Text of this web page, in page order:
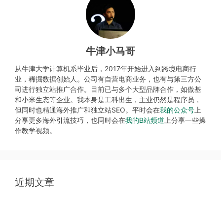
牛津小马哥
从牛津大学计算机系毕业后，2017年开始进入到跨境电商行
业，稀掘数据创始人。公司有自营电商业务，也有与第三方公
司进行独立站推广合作。目前已与多个大型品牌合作，如傲基
和小米生态等企业。我本身是工科出生，主业仍然是程序员，
但同时也精通海外推广和独立站SEO。平时会在我的公众号 上
分享更多海外引流技巧，也同时会在我的B站频道 上分享一些操
作教学视频。
近期文章